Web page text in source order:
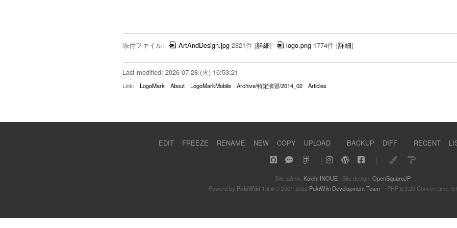
添付ファイル: ArtAndDesign.jpg 2821件 [詳細] logo.png 1774件 [詳細]
Last-modified: 2026-07-28 (火) 16:53:21
Link: LogoMark About LogoMarkMobile Archive/特定演習/2014_02 Articles
EDIT FREEZE RENAME NEW COPY UPLOAD BACKUP DIFF RECENT
Site admin: Koichi INOUE Site design: OpenSquareJP
Powerd by PukiWiki 1.5.4© 2001-2022 PukiWiki Development TeamPHP 8.3.29 Convert time: